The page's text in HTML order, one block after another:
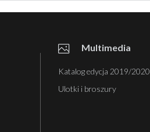
Multimedia
Katalog edycja 2019/2020
Ulotki i broszury